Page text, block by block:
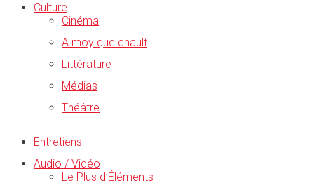
Culture
Cinéma
A moy que chault
Littérature
Médias
Théâtre
Entretiens
Audio / Vidéo
Le Plus d’Éléments